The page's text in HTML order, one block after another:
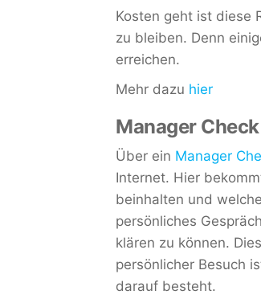
Kosten geht ist diese
zu bleiben. Denn
erreichen.
Mehr dazu hier
Manager
Über ein Manager
Internet. Hier
beinhalten und
persönliches
klären zu können.
persönlicher Besuch
darauf besteht.